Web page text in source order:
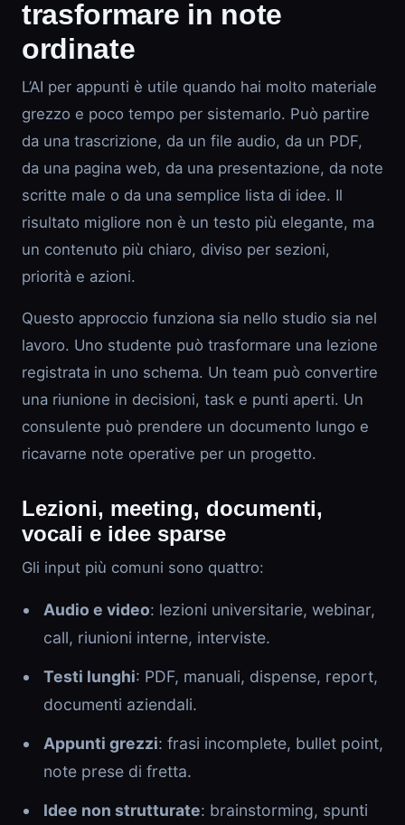
trasformare in note
ordinate
L’AI per appunti è utile quando hai molto materiale
grezzo e poco tempo per sistemarlo. Può partire
da una trascrizione, da un file audio, da un PDF,
da una pagina web, da una presentazione, da note
scritte male o da una semplice lista di idee. Il
risultato migliore non è un testo più elegante, ma
un contenuto più chiaro, diviso per sezioni,
priorità e azioni.
Questo approccio funziona sia nello studio sia nel
lavoro. Uno studente può trasformare una lezione
registrata in uno schema. Un team può convertire
una riunione in decisioni, task e punti aperti. Un
consulente può prendere un documento lungo e
ricavarne note operative per un progetto.
Lezioni, meeting, documenti,
vocali e idee sparse
Gli input più comuni sono quattro:
Audio e video: lezioni universitarie, webinar,
call, riunioni interne, interviste.
Testi lunghi: PDF, manuali, dispense, report,
documenti aziendali.
Appunti grezzi: frasi incomplete, bullet point,
note prese di fretta.
Idee non strutturate: brainstorming, spunti